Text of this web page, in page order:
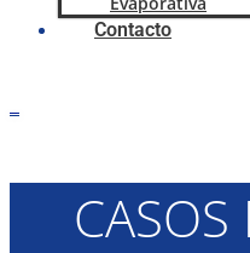
Contacto